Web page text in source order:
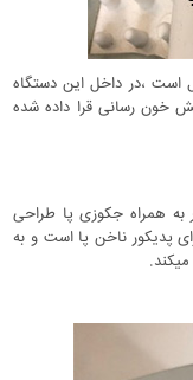
،در داخل این دستگاه
خون رسانی قرا داده شده
به همراه جکوزی پا طراحی
پدیکور ناخن پا است و به